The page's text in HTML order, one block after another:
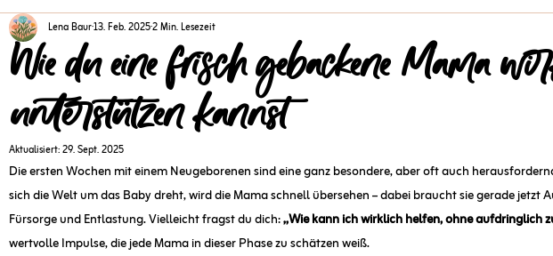
Wie du eine frisch gebackene Mama
unterstützen kannst
Lena Baur13. Feb. 20252 Min. Lesezeit
Aktualisiert:29. Sept. 2025
Die ersten Wochen mit einem Neugeborenen sind eine ganz besondere, aber oft auch
sich die Welt um das Baby dreht, wird die Mama schnell übersehen – dabei braucht sie gerade jetzt
Fürsorge und Entlastung. Vielleicht fragst du dich: „Wie kann ich wirklich helfen, ohne aufdringlich
wertvolle Impulse, die jede Mama in dieser Phase zu schätzen weiß.